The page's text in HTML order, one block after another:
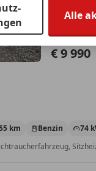
€ 9 990
km Benzin
74
Alle